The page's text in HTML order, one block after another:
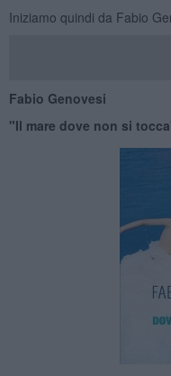
Iniziamo quindi da Fabio
Fabio Genovesi
"Il mare dove non si